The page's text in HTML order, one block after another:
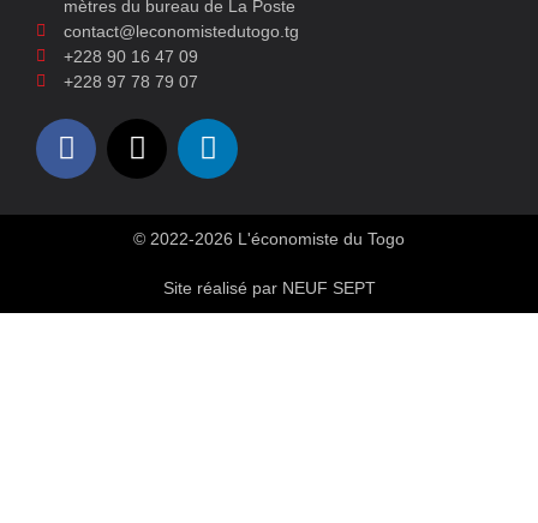
mètres du bureau de La Poste
contact@leconomistedutogo.tg
+228 90 16 47 09
+228 97 78 79 07
© 2022-2026 L'économiste du Togo
Site réalisé par NEUF SEPT